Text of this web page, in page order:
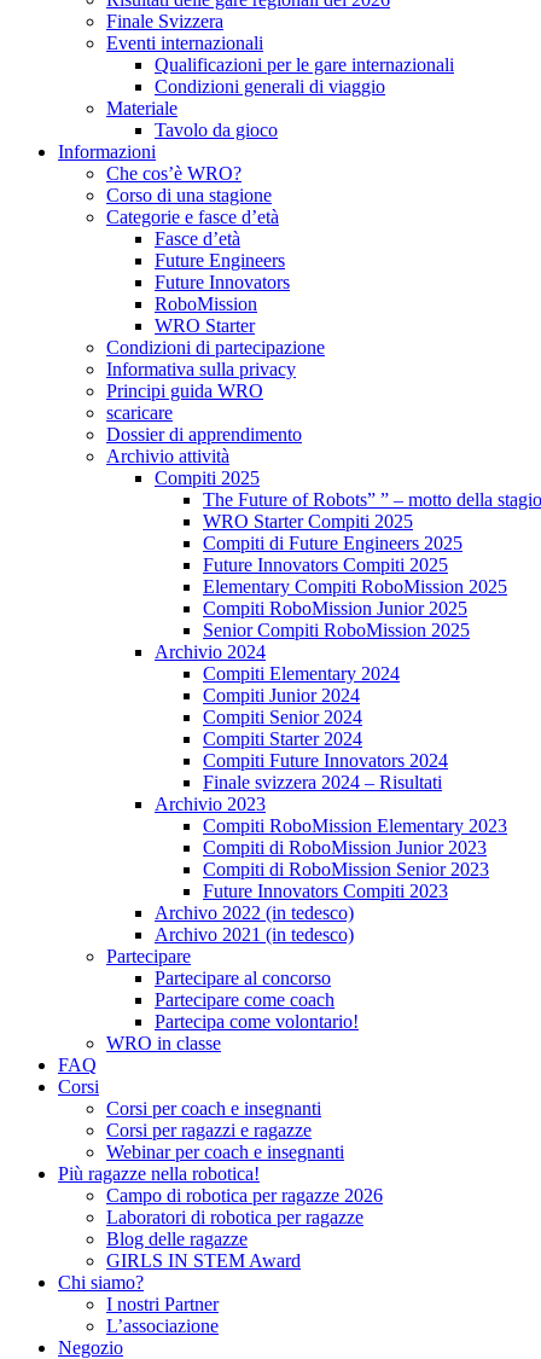
Finale Svizzera
Eventi internazionali
Qualificazioni per le gare internazionali
Condizioni generali di viaggio
Materiale
Tavolo da gioco
Informazioni
Che cos’è WRO?
Corso di una stagione
Categorie e fasce d’età
Fasce d’età
Future Engineers
Future Innovators
RoboMission
WRO Starter
Condizioni di partecipazione
Informativa sulla privacy
Principi guida WRO
scaricare
Dossier di apprendimento
Archivio attività
Compiti 2025
The Future of Robots” ” – motto della
WRO Starter Compiti 2025
Compiti di Future Engineers 2025
Future Innovators Compiti 2025
Elementary Compiti RoboMission 2025
Compiti RoboMission Junior 2025
Senior Compiti RoboMission 2025
Archivio 2024
Compiti Elementary 2024
Compiti Junior 2024
Compiti Senior 2024
Compiti Starter 2024
Compiti Future Innovators 2024
Finale svizzera 2024 – Risultati
Archivio 2023
Compiti RoboMission Elementary 2023
Compiti di RoboMission Junior 2023
Compiti di RoboMission Senior 2023
Future Innovators Compiti 2023
Archivo 2022 (in tedesco)
Archivo 2021 (in tedesco)
Partecipare
Partecipare al concorso
Partecipare come coach
Partecipa come volontario!
WRO in classe
FAQ
Corsi
Corsi per coach e insegnanti
Corsi per ragazzi e ragazze
Webinar per coach e insegnanti
Più ragazze nella robotica!
Campo di robotica per ragazze 2026
Laboratori di robotica per ragazze
Blog delle ragazze
GIRLS IN STEM Award
Chi siamo?
I nostri Partner
L’associazione
Negozio